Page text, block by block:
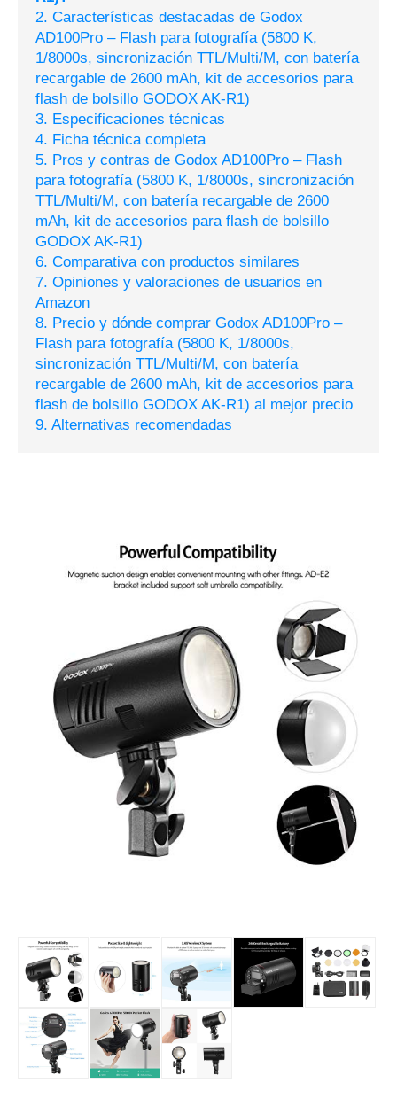
2. Características destacadas de Godox
AD100Pro – Flash para fotografía (5800 K,
1/8000s, sincronización TTL/Multi/M, con batería
recargable de 2600 mAh, kit de accesorios para
flash de bolsillo GODOX AK-R1)
3. Especificaciones técnicas
4. Ficha técnica completa
5. Pros y contras de Godox AD100Pro – Flash
para fotografía (5800 K, 1/8000s, sincronización
TTL/Multi/M, con batería recargable de 2600
mAh, kit de accesorios para flash de bolsillo
GODOX AK-R1)
6. Comparativa con productos similares
7. Opiniones y valoraciones de usuarios en
Amazon
8. Precio y dónde comprar Godox AD100Pro –
Flash para fotografía (5800 K, 1/8000s,
sincronización TTL/Multi/M, con batería
recargable de 2600 mAh, kit de accesorios para
flash de bolsillo GODOX AK-R1) al mejor precio
9. Alternativas recomendadas